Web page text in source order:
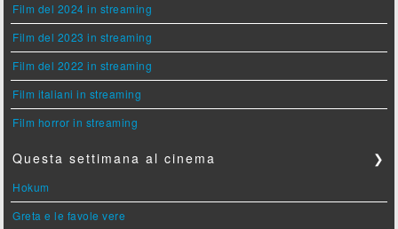
Film del 2024 in streaming
Film del 2023 in streaming
Film del 2022 in streaming
Film italiani in streaming
Film horror in streaming
Questa settimana al cinema ❯
Hokum
Greta e le favole vere